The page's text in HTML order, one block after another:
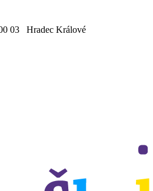
od 13 - 16 hodin
03 Hradec Králové